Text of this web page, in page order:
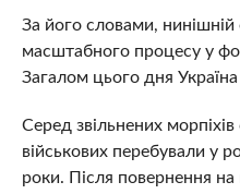
За його словами,
масштабного процесу у
Загалом цього дня
Серед звільнених
військових перебували у
роки. Після повернення на